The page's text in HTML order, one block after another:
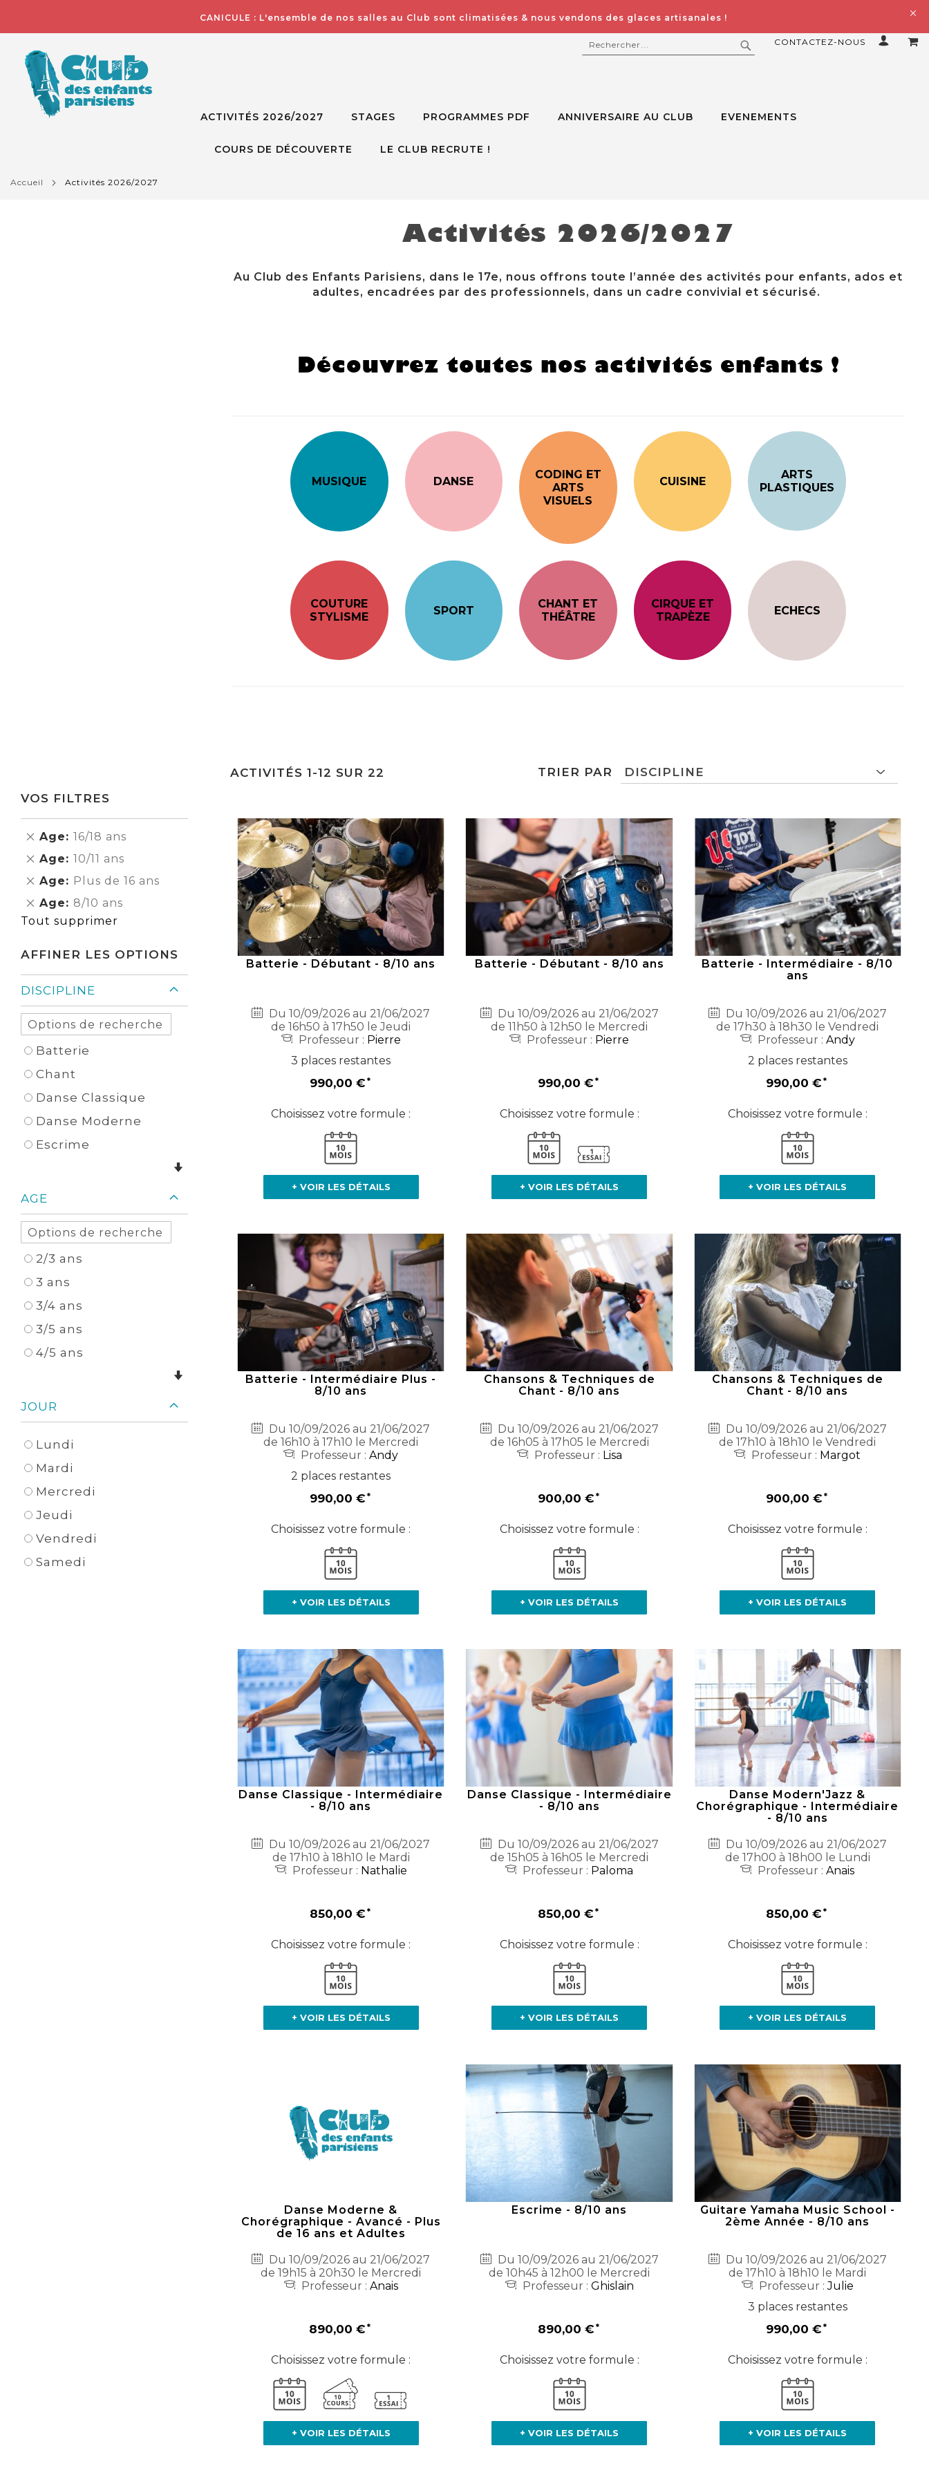
CANICULE : L'ensemble de nos salles au Club sont climatisées & nous vendons des glaces artisanales !
CONTACTEZ-NOUS
RECHERCHER
ACTIVITÉS 2026/2027 STAGES PROGRAMMES PDF ANNIVERSAIRE AU CLUB EVENEMENTS
COURS DE DÉCOUVERTE LE CLUB RECRUTE !
accueil activités 2026/2027
Activités 2026/2027
Au Club des Enfants Parisiens, dans le 17e, nous offrons toute l’année des activités pour enfants, ados et
adultes, encadrées par des professionnels, dans un cadre convivial et sécurisé.
Découvrez toutes nos activités enfants !
MUSIQUE DANSE
CODING ET
ARTS
VISUELS
CUISINE
ARTS
PLASTIQUES
COUTURE
STYLISME
SPORT
CHANT ET
THÉÂTRE
CIRQUE ET
TRAPÈZE
ECHECS
ACTIVITÉS1-12 SUR22 TRIER PAR
Batterie - Débutant - 8/10 ans
Du 10/09/2026 au 21/06/2027
de 16h50 à 17h50 le Jeudi
Professeur : Pierre
3 places restantes
990,00 €
Choisissez votre formule :
+ VOIR LES DÉTAILS
Batterie - Débutant - 8/10 ans
Du 10/09/2026 au 21/06/2027
de 11h50 à 12h50 le Mercredi
Professeur : Pierre
990,00 €
Choisissez votre formule :
+ VOIR LES DÉTAILS
Batterie - Intermédiaire - 8/10
ans
Du 10/09/2026 au 21/06/2027
de 17h30 à 18h30 le Vendredi
Professeur : Andy
2 places restantes
990,00 €
Choisissez votre formule :
+ VOIR LES DÉTAILS
Batterie - Intermédiaire Plus -
8/10 ans
Du 10/09/2026 au 21/06/2027
de 16h10 à 17h10 le Mercredi
Professeur :Andy
2 places restantes
990,00 €
Choisissez votre formule :
+ VOIR LES DÉTAILS
Chansons & Techniques de
Chant - 8/10 ans
Du 10/09/2026 au 21/06/2027
de 16h05 à 17h05 le Mercredi
Professeur : Lisa
900,00 €
Choisissez votre formule :
+ VOIR LES DÉTAILS
Chansons & Techniques de
Chant - 8/10 ans
Du 10/09/2026 au 21/06/2027
de 17h10 à 18h10 le Vendredi
Professeur : Margot
900,00 €
Choisissez votre formule :
+ VOIR LES DÉTAILS
Danse Classique - Intermédiaire
- 8/10 ans
Du 10/09/2026 au 21/06/2027
de 17h10 à 18h10 le Mardi
Professeur : Nathalie
850,00 €
Choisissez votre formule :
+ VOIR LES DÉTAILS
Danse Classique - Intermédiaire
- 8/10 ans
Du 10/09/2026 au 21/06/2027
de 15h05 à 16h05 le Mercredi
Professeur : Paloma
850,00 €
Choisissez votre formule :
+ VOIR LES DÉTAILS
Danse Modern'Jazz &
Chorégraphique - Intermédiaire
- 8/10 ans
Du 10/09/2026 au 21/06/2027
de 17h00 à 18h00 le Lundi
Professeur :Anais
850,00 €
Choisissez votre formule :
+ VOIR LES DÉTAILS
Danse Moderne &
Chorégraphique - Avancé - Plus
de 16 ans et Adultes
Du 10/09/2026 au 21/06/2027
de 19h15 à 20h30 le Mercredi
Professeur : Anais
890,00 €
Choisissez votre formule :
+ VOIR LES DÉTAILS
Escrime - 8/10 ans
Du 10/09/2026 au 21/06/2027
de 10h45 à 12h00 le Mercredi
Professeur : Ghislain
890,00 €
Choisissez votre formule :
+ VOIR LES DÉTAILS
Guitare Yamaha Music School -
2ème Année - 8/10 ans
Du 10/09/2026 au 21/06/2027
de 17h10 à 18h10 le Mardi
Professeur :Julie
3 places restantes
990,00 €
Choisissez votre formule :
+ VOIR LES DÉTAILS
VOS FILTRES
Age 16/18 ans
Supprimer
Élément
Age 10/11 ans
Supprimer
Élément
Age Plus de 16 ans
Supprimer
Élément
Age 8/10 ans
Supprimer
cet
Tout supprimer
AFFINER LES OPTIONS
DISCIPLINE
Batterie
Chant
Danse Classique
Danse Moderne
Escrime
AGE
2/3 ans
3 ans
3/4 ans
3/5 ans
4/5 ans
JOUR
Lundi
Mardi
Mercredi
Jeudi
Vendredi
Samedi